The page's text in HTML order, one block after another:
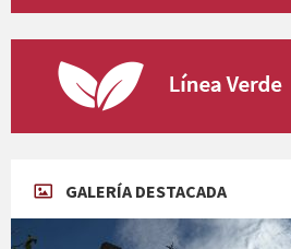
GALERÍA DESTACADA